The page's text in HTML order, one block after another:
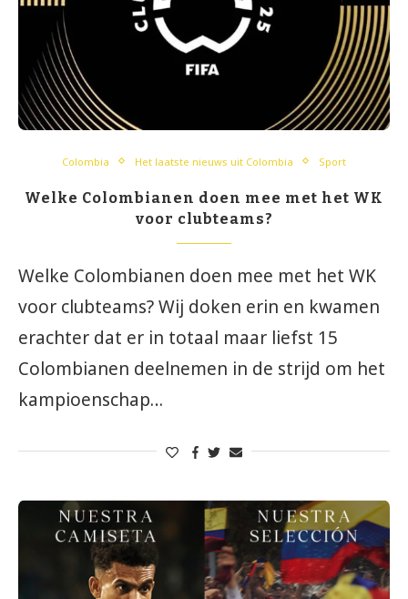
Colombia Het laatste nieuws uit Colombia Sport
Welke Colombianen doen mee met het WK
voor clubteams?
Welke Colombianen doen mee met het WK
voor clubteams? Wij doken erin en kwamen
erachter dat er in totaal maar liefst 15
Colombianen deelnemen in de strijd om het
kampioenschap…